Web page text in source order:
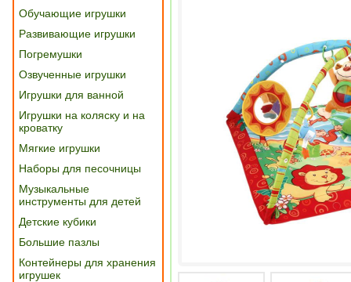
Обучающие игрушки
Развивающие игрушки
Погремушки
Озвученные игрушки
Игрушки для ванной
Игрушки на коляску и на
кроватку
Мягкие игрушки
Наборы для песочницы
Музыкальные
инструменты для детей
Детские кубики
Большие пазлы
Контейнеры для хранения
игрушек